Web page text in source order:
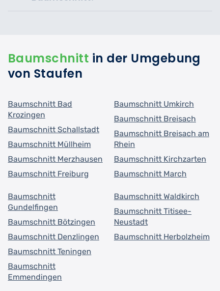
Baumschnitt in der Umgebung
von Staufen
Baumschnitt Bad
Krozingen
Baumschnitt Schallstadt
Baumschnitt Müllheim
Baumschnitt Merzhausen
Baumschnitt Freiburg
Baumschnitt Umkirch
Baumschnitt Breisach
Baumschnitt Breisach am
Rhein
Baumschnitt Kirchzarten
Baumschnitt March
Baumschnitt
Gundelfingen
Baumschnitt Bötzingen
Baumschnitt Denzlingen
Baumschnitt Teningen
Baumschnitt
Emmendingen
Baumschnitt Waldkirch
Baumschnitt Titisee-
Neustadt
Baumschnitt Herbolzheim